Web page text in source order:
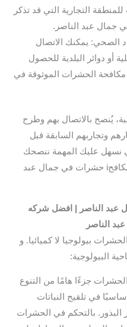
للمنطقة التجارية التي قد تذكر
جمال عبد الناصر.
الصحي: يمكنك الاتصال
أو دوائر البلدية للحصول
الحشرات الموثوقة في
يُنصح بالاتصال بهم وطرح
وتجاربهم السابقة قبل
نسهل عليك المهمة ننصحك
بالتعاقد مع شركi اوامرك – افضل مكافحi حشرات في جمال عبد
الناصر | افضل شركه
الناصر
بيولوجيا لا كميائيا. و
البيولوجية:
جزءًا هامًا من التنوع
في تلقيح النباتات
البذور. بالتحكم في الحشرات